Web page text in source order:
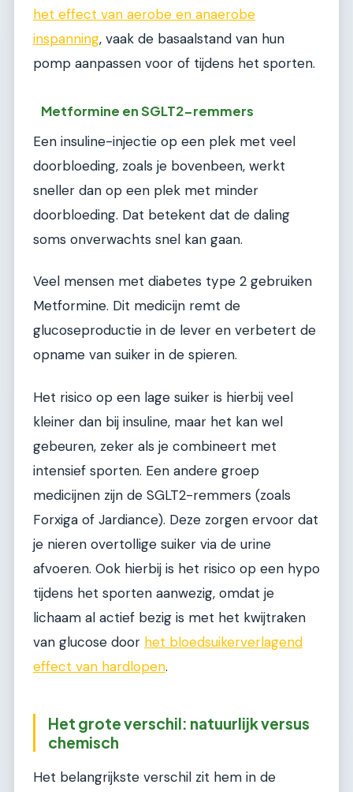
het effect van aerobe en anaerobe
inspanning, vaak de basaalstand van hun
pomp aanpassen voor of tijdens het sporten.
Metformine en SGLT2-remmers
Een insuline-injectie op een plek met veel
doorbloeding, zoals je bovenbeen, werkt
sneller dan op een plek met minder
doorbloeding. Dat betekent dat de daling
soms onverwachts snel kan gaan.
Veel mensen met diabetes type 2 gebruiken
Metformine. Dit medicijn remt de
glucoseproductie in de lever en verbetert de
opname van suiker in de spieren.
Het risico op een lage suiker is hierbij veel
kleiner dan bij insuline, maar het kan wel
gebeuren, zeker als je combineert met
intensief sporten. Een andere groep
medicijnen zijn de SGLT2-remmers (zoals
Forxiga of Jardiance). Deze zorgen ervoor dat
je nieren overtollige suiker via de urine
afvoeren. Ook hierbij is het risico op een hypo
tijdens het sporten aanwezig, omdat je
lichaam al actief bezig is met het kwijtraken
van glucose door het bloedsuikerverlagend
effect van hardlopen.
Het grote verschil: natuurlijk versus
chemisch
Het belangrijkste verschil zit hem in de